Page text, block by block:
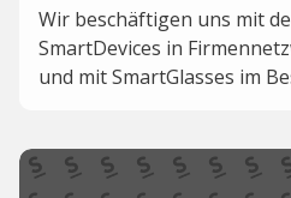
Wir beschäftigen uns mit
SmartDevices in
und mit SmartGlasses im